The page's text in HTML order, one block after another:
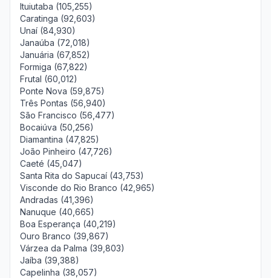
Ituiutaba (105,255)
Caratinga (92,603)
Unaí (84,930)
Janaúba (72,018)
Januária (67,852)
Formiga (67,822)
Frutal (60,012)
Ponte Nova (59,875)
Três Pontas (56,940)
São Francisco (56,477)
Bocaiúva (50,256)
Diamantina (47,825)
João Pinheiro (47,726)
Caeté (45,047)
Santa Rita do Sapucaí (43,753)
Visconde do Rio Branco (42,965)
Andradas (41,396)
Nanuque (40,665)
Boa Esperança (40,219)
Ouro Branco (39,867)
Várzea da Palma (39,803)
Jaíba (39,388)
Capelinha (38,057)